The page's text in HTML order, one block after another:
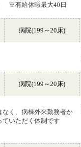
※有給休暇最大40日
病院(199～20床)
病院(199～20床)
く、病棟外来勤務者か
ていただく体制です